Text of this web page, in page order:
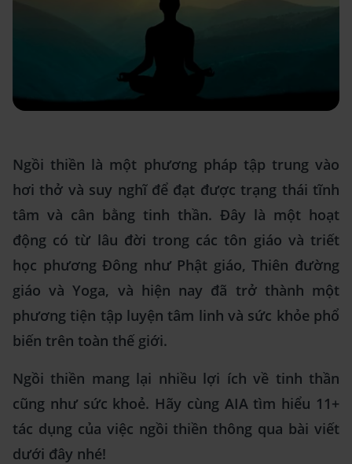
Ngồi thiền là một phương pháp tập trung vào
hơi thở và suy nghĩ để đạt được trạng thái tĩnh
tâm và cân bằng tinh thần. Đây là một hoạt
động có từ lâu đời trong các tôn giáo và triết
học phương Đông như Phật giáo, Thiên đường
giáo và Yoga, và hiện nay đã trở thành một
phương tiện tập luyện tâm linh và sức khỏe phổ
biến trên toàn thế giới.
Ngồi thiền mang lại nhiều lợi ích về tinh thần
cũng như sức khoẻ. Hãy cùng AIA tìm hiểu 11+
tác dụng của việc ngồi thiền thông qua bài viết
dưới đây nhé!